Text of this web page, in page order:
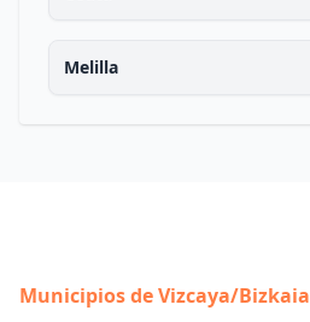
Melilla
Municipios de Vizcaya/Bizkaia